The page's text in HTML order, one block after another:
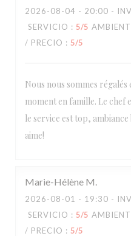
2026-08-04 - 20:00 -
SERVICIO : 5/5
/ PRECIO : 5/5
Nous nous sommes
moment en famille. Le chef
le service est top,
aime!
Marie-Hélène M
2026-08-01 - 19:30 -
SERVICIO : 5/5
/ PRECIO : 5/5